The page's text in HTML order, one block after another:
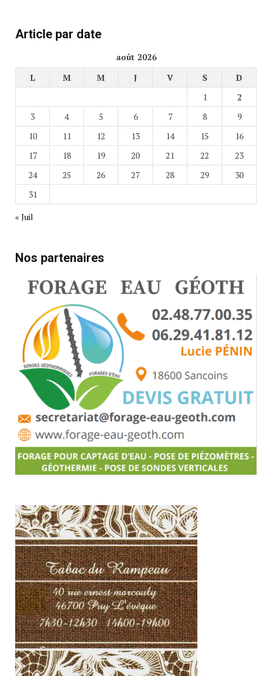
Article par date
août 2026
L
M M J V S
D
1
2
3
4 5 6 7 8
9
10
11 12 13 14 15
16
17
18 19 20 21 22
23
24
25 26 27 28 29
30
31
« Juil
Nos partenaires